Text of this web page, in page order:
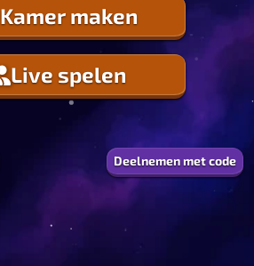
Kamer maken
Live spelen
Deelnemen met code